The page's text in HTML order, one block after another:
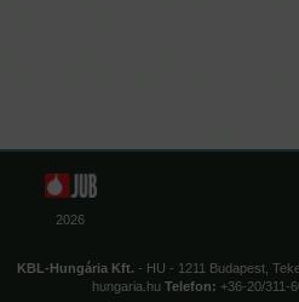
2026
KBL-Hungária Kft. - HU - 1211 Budapest,
hungaria.hu Telefon: +36-20/311-